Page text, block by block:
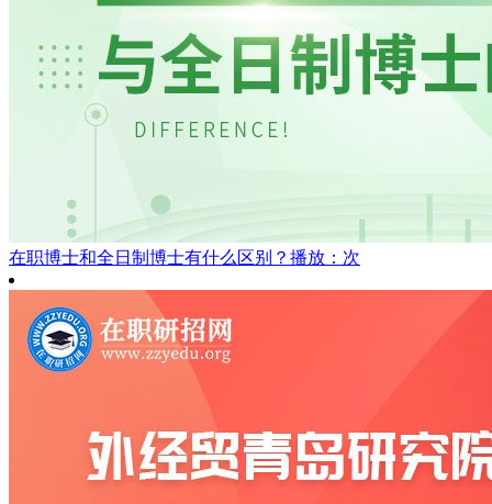
在职博士和全日制博士有什么区别？ 播放：次